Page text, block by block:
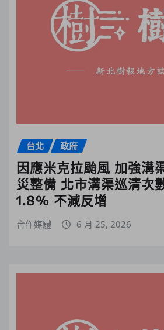
台北 政府
因應米克拉颱風 加強溝
災整備 北市溝渠巡清次
1.8% 不減反增
合作媒體 6 月 25, 2026